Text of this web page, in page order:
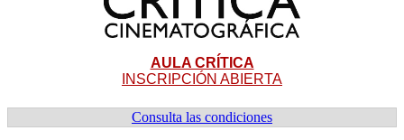
AULA CRÍTICA
INSCRIPCIÓN ABIERTA
Consulta las condiciones